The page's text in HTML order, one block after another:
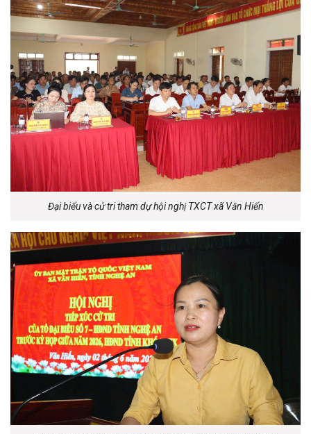
Đại biểu và cử tri tham dự hội nghị TXCT xã Văn Hiến